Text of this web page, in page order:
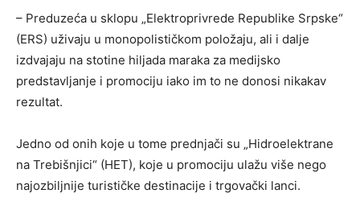
– Preduzeća u sklopu „Elektroprivrede Republike Srpske“
(ERS) uživaju u monopolističkom položaju, ali i dalje
izdvajaju na stotine hiljada maraka za medijsko
predstavljanje i promociju iako im to ne donosi nikakav
rezultat.
Jedno od onih koje u tome prednjači su „Hidroelektrane
na Trebišnjici“ (HET), koje u promociju ulažu više nego
najozbiljnije turističke destinacije i trgovački lanci.